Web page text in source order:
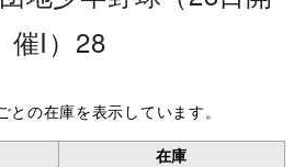
催I）28
との在庫を表示しています。
在庫